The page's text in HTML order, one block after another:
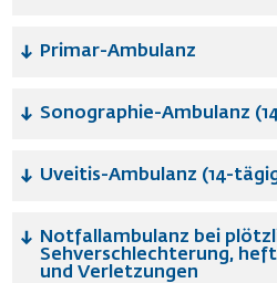
Primar-Ambulanz
Sonographie-Ambulanz
Uveitis-Ambulanz (14-
Notfallambulanz bei
Sehverschlechterung,
und Verletzungen